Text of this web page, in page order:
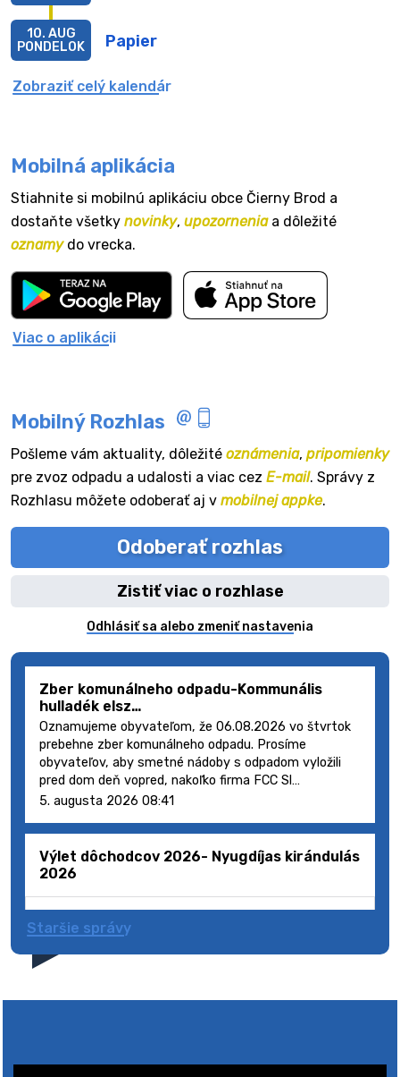
Papier
10. AUG
PONDELOK
Zobraziť celý kalendár
Mobilná aplikácia
Stiahnite si mobilnú aplikáciu obce Čierny Brod a
dostaňte všetky novinky, upozorneniaa dôležité
oznamydo vrecka.
Viac o aplikácii
Mobilný Rozhlas
Pošleme vám aktuality, dôležité oznámenia, pripomienky
pre zvoz odpadu a udalosti a viac cez E-mail. Správy z
Rozhlasu môžete odoberať aj v mobilnej appke.
Odoberať rozhlas
Zistiť viac o rozhlase
Odhlásiť sa alebo zmeniť nastavenia
Zber komunálneho odpadu-Kommunális
hulladék elsz…
Oznamujeme obyvateľom, že 06.08.2026 vo štvrtok
prebehne zber komunálneho odpadu. Prosíme
obyvateľov, aby smetné nádoby s odpadom vyložili
pred dom deň vopred, nakoľko firma FCC Sl…
5. augusta 2026 08:41
Výlet dôchodcov 2026- Nyugdíjas kirándulás
2026
Staršie správy